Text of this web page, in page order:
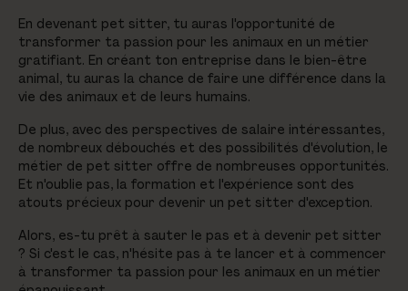
En devenant pet sitter, tu auras l'opportunité de
transformer ta passion pour les animaux en un métier
gratifiant. En créant ton entreprise dans le bien-être
animal, tu auras la chance de faire une différence dans la
vie des animaux et de leurs humains.
De plus, avec des perspectives de salaire intéressantes,
de nombreux débouchés et des possibilités d'évolution, le
métier de pet sitter offre de nombreuses opportunités.
Et n'oublie pas, la formation et l'expérience sont des
atouts précieux pour devenir un pet sitter d'exception.
Alors, es-tu prêt à sauter le pas et à devenir pet sitter
? Si c'est le cas, n'hésite pas à te lancer et à commencer
à transformer ta passion pour les animaux en un métier